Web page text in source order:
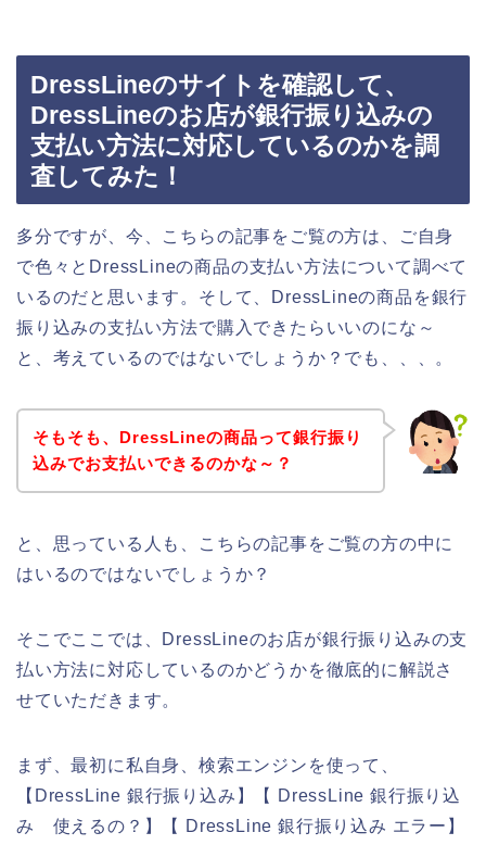
DressLineのサイトを確認して、
DressLineのお店が銀行振り込みの
支払い方法に対応しているのかを調
査してみた！
多分ですが、今、こちらの記事をご覧の方は、ご自身
で色々とDressLineの商品の支払い方法について調べて
いるのだと思います。そして、DressLineの商品を銀行
振り込みの支払い方法で購入できたらいいのにな～
と、考えているのではないでしょうか？でも、、、。
そもそも、DressLineの商品って銀行振り
込みでお支払いできるのかな～？
と、思っている人も、こちらの記事をご覧の方の中に
はいるのではないでしょうか？
そこでここでは、DressLineのお店が銀行振り込みの支
払い方法に対応しているのかどうかを徹底的に解説さ
せていただきます。
まず、最初に私自身、検索エンジンを使って、
【DressLine 銀行振り込み】【 DressLine 銀行振り込
み 使えるの？】【 DressLine 銀行振り込み エラー】